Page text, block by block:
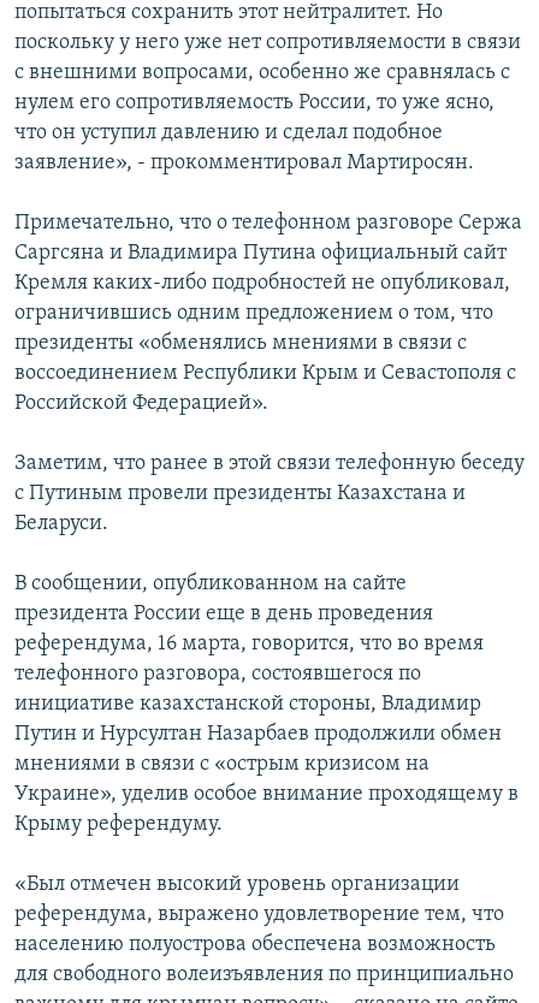
попытаться сохранить этот нейтралитет. Но
поскольку у него уже нет сопротивляемости в связи
с внешними вопросами, особенно же сравнялась с
нулем его сопротивляемость России, то уже ясно,
что он уступил давлению и сделал подобное
заявление», - прокомментировал Мартиросян.
Примечательно, что о телефонном разговоре Сержа
Саргсяна и Владимира Путина официальный сайт
Кремля каких-либо подробностей не опубликовал,
ограничившись одним предложением о том, что
президенты «обменялись мнениями в связи с
воссоединением Республики Крым и Севастополя с
Российской Федерацией».
Заметим, что ранее в этой связи телефонную беседу
с Путиным провели президенты Казахстана и
Беларуси.
В сообщении, опубликованном на сайте
президента России еще в день проведения
референдума, 16 марта, говорится, что во время
телефонного разговора, состоявшегося по
инициативе казахстанской стороны, Владимир
Путин и Нурсултан Назарбаев продолжили обмен
мнениями в связи с «острым кризисом на
Украине», уделив особое внимание проходящему в
Крыму референдуму.
«Был отмечен высокий уровень организации
референдума, выражено удовлетворение тем, что
населению полуострова обеспечена возможность
для свободного волеизъявления по принципиально